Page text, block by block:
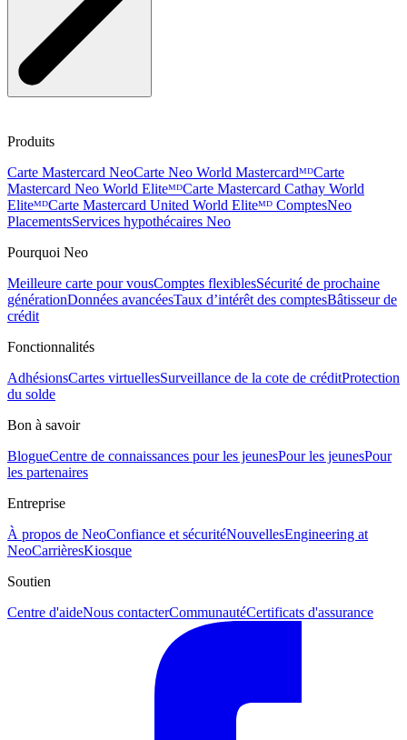
Produits
Carte Mastercard NeoCarte Neo World MastercardᴹᴰCarte
Mastercard Neo World EliteᴹᴰCarte Mastercard Cathay World
EliteᴹᴰCarte Mastercard United World Eliteᴹᴰ ComptesNeo
PlacementsServices hypothécaires Neo
Pourquoi Neo
Meilleure carte pour vousComptes flexiblesSécurité de prochaine
générationDonnées avancéesTaux d’intérêt des comptesBâtisseur de
crédit
Fonctionnalités
AdhésionsCartes virtuellesSurveillance de la cote de créditProtection
du solde
Bon à savoir
BlogueCentre de connaissances pour les jeunesPour les jeunesPour
les partenaires
Entreprise
À propos de NeoConfiance et sécuritéNouvellesEngineering at
NeoCarrièresKiosque
Soutien
Centre d'aideNous contacterCommunautéCertificats d'assurance